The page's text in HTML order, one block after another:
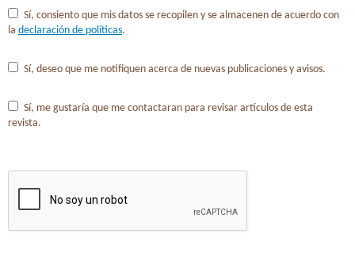
la declaración de políticas.
Sí, deseo que me notifiquen acerca de nuevas publicaciones y avisos.
revista.